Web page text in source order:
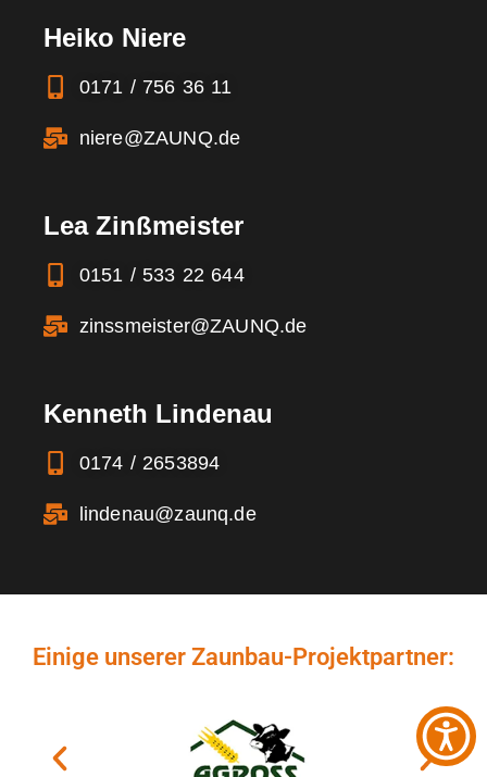
Heiko Niere
0171 / 756 36 11
niere@ZAUNQ.de
Lea Zinßmeister
0151 / 533 22 644
zinssmeister@ZAUNQ.de
Kenneth Lindenau
0174 / 2653894
lindenau@zaunq.de
Einige unserer Zaunbau-Projektpartner: